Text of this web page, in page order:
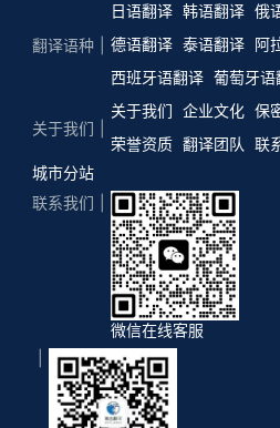
翻译语种
日语翻译 韩语翻译 俄
德语翻译 泰语翻译 阿
西班牙语翻译 葡萄牙语
关于我们
关于我们 企业文化 保
荣誉资质 翻译团队
联
城市分站
联系我们
微信在线客服